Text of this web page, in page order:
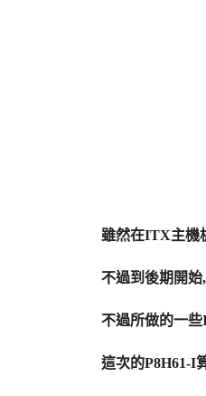
雖然在ITX主機
不過到後期開
不過所做的一
這次的P8H61-I